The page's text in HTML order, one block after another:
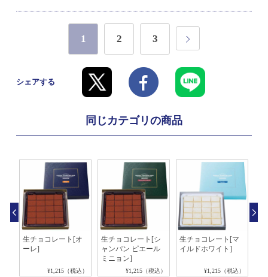
1 2 3
シェアする
同じカテゴリの商品
生チョコレート[オ
ーレ]
¥1,215（税込）
生チョコレート[シ
ャンパン ピエール
ミニョン]
¥1,215（税込）
生チョコレート[マ
イルドホワイト]
¥1,215（税込）